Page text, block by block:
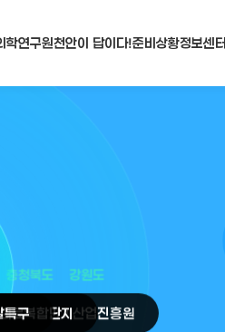
학연구원천안이 답이다!준비상황정보센터
강원도
충청북도
료복합단지
특구
주의료기기산업진흥원